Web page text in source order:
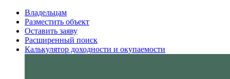
Владельцам
Разместить объект
Оставить заяву
Расширенный поиск
Калькулятор доходности и окупаемости